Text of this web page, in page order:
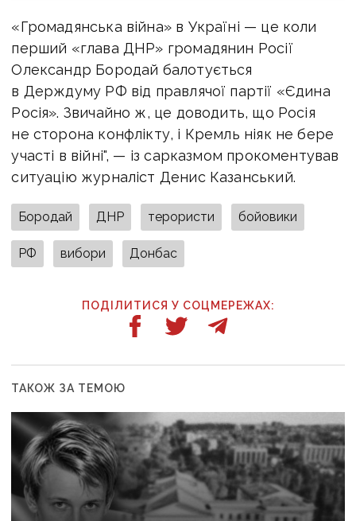
«Громадянська війна» в Україні — це коли
перший «глава ДНР» громадянин Росії
Олександр Бородай балотується
в Держдуму РФ від правлячої партії «Єдина
Росія». Звичайно ж, це доводить, що Росія
не сторона конфлікту, і Кремль ніяк не бере
участі в війні", — із сарказмом прокоментував
ситуацію журналіст Денис Казанський.
Бородай ДНР терористи бойовики
РФ вибори Донбас
ПОДІЛИТИСЯ У СОЦМЕРЕЖАХ:
ТАКОЖ ЗА ТЕМОЮ